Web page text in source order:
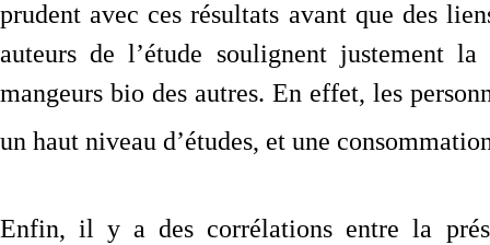
prudent avec ces résultats avant que des
auteurs de l’étude soulignent justement
mangeurs bio des autres. En effet, les
un haut niveau d’études, et une
Enfin, il y a des corrélations entre la